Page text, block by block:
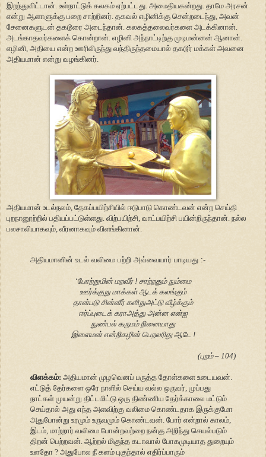
இறந்துவிட்டான். உள்நாட்டுக் கலகம் ஏற்பட்டது. அமைதியகன்றது. தாமே அரசன்
என்று ஆளாளுக்கு பறை சாற்றினர். தகவல் எழினிக்கு சென்றடைந்து, அவன்
சேனைகளுடன் தகடூரை அடைந்தான். கலகத்தலைவர்களை அடக்கினான்.
அடங்காதவர்களைக் கொன்றான். எழினி அந்நாட்டிற்கு முடிமன்னன் ஆனான்.
எழினி, அதியை என்ற ஊரிலிருந்து வந்திருந்தமையால் தகடூர் மக்கள் அவனை
அதியமான் என்று வழங்கினர்.
அதியமான் உடல்நலம், தேகப்பயிற்சியில் ஈடுபாடு கொண்டவன் என்ற செய்தி
புறநானூற்றில் பதியப்பட்டுள்ளது. விற்பயிற்சி, வாட்பயிற்சி பயின்றிருந்தான். நல்ல
பலசாலியாகவும், வீரனாகவும் விளங்கினான்.
அதியமானின் உடல் வலிமை பற்றி அவ்வையார் பாடியது :-
‘போற்றுமின் மறவீர் ! சாற்றதும் நும்மை
ஊர்க்குறு மாக்கள் ஆடக் கலங்கும்
தான்படு சின்னீர் களிறுஅட்டு வீழ்க்கும்
ஈர்ப்புடைக் கராஅத்து அன்ன என்ஐ
நுண்பல் கருமம் நினையாது
இளைமன் என்றிகழின் பெறலரிது ஆடே !
(புறம் – 104)
விளக்கம்: அதியமான் முழவெனப் பருத்த தோள்களை உடையவன்.
எட்டுத் தேர்களை ஒரே நாளில் செய்ய வல்ல ஒருவர், முப்பது
நாட்கள் முயன்று திட்டமிட்டு ஒரு திண்ணிய தேர்க்காலை மட்டும்
செய்தால் அது எந்த அளவிற்கு வலிமை கொண்டதாக இருக்குமோ
அதுபோன்று உரமும் உருவமும் கொண்டவன். போர் என்றால் காலம்,
இடம், மாற்றார் வலிமை போன்றவற்றை நன்கு அறிந்து செயல்படும்
திறன் பெற்றவன். ஆற்றல் மிகுந்த கடாவால் போகமுடியாத துறையும்
உளதோ ? அதுபோல நீ களம் புகுந்தால் எதிர்ப்பாரும்